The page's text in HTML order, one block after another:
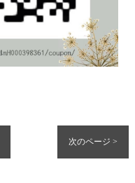
次のページ >